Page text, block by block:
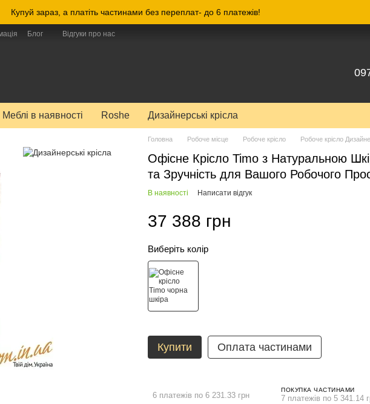
Купуй зараз, а платіть частинами без переплат- до 6 платежів!
Блог Відгуки про нас
Меблі в наявності Roshe Дизайнерські крісла
Головна Робоче місце Робоче крісло Робоче крісло
Офісне Крісло Timo з Натуральною
та Зручність для Вашого Робочого
В наявності Написати відгук
37 388 грн
Виберіть колір
Купити Оплата частинами
6 платежів по 6 231.33 грн
ПОКУПКА ЧАСТИНАМИ
7 платежів по 5 341.14